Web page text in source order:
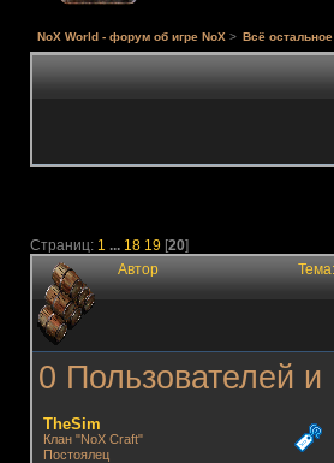
NoX World - форум об игре NoX > Всё остальное
Страниц: 1 ... 18 19[20]
Автор
0 Пользователей и
TheSim
Клан "NoX Craft"
Постоялец